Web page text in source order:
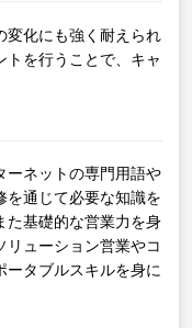
変化にも強く耐えられ
トを行うことで、キャ
ーネットの専門用語や
を通じて必要な知識を
た基礎的な営業力を身
リューション営業やコ
ータブルスキルを身に